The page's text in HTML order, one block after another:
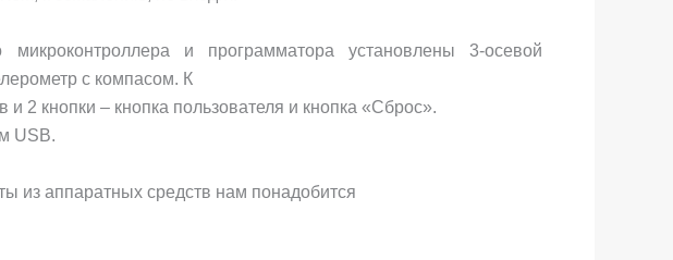
и программатора установлены 3-осевой
с компасом. К
и 2 кнопки – кнопка пользователя и кнопка «Сброс».
USB.
из аппаратных средств нам понадобится